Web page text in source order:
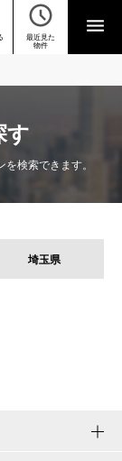
最近見た
物件
す
検索できます。
埼玉県